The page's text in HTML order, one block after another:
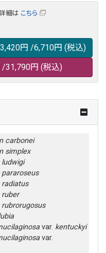
以下のバナー(DBRP)か
細は こちら
円 /6,710円 (税込)
/31,790円 (税込)
carbonei
simplex
ludwigi
pararoseus
radiatus
ruber
rubrorugosus
var. kentuckyi
var.